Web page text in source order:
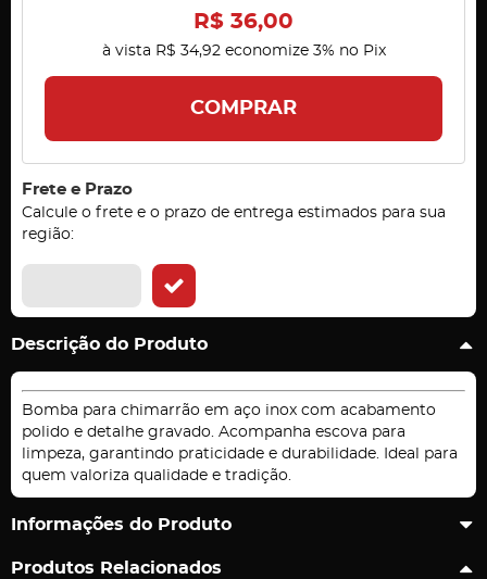
R$ 36,00
à vista R$ 34,92economize 3% no Pix
COMPRAR
Frete e Prazo
Calcule o frete e o prazo de entrega estimados para sua
região:
Descrição do Produto
Bomba para chimarrão em aço inox com acabamento
polido e detalhe gravado. Acompanha escova para
limpeza, garantindo praticidade e durabilidade. Ideal para
quem valoriza qualidade e tradição.
Informações do Produto
Produtos Relacionados